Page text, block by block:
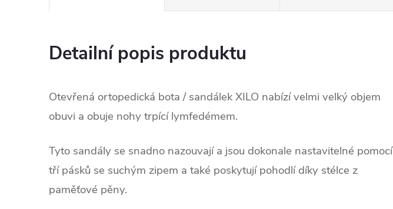
Detailní popis produktu
Otevřená ortopedická bota / sandálek XILO nabízí velmi velký objem
obuvi a obuje nohy trpící lymfedémem.
Tyto sandály se snadno nazouvají a jsou dokonale nastavitelné pomocí
tří pásků se suchým zipem a také poskytují pohodlí díky stélce z
paměťové pěny.